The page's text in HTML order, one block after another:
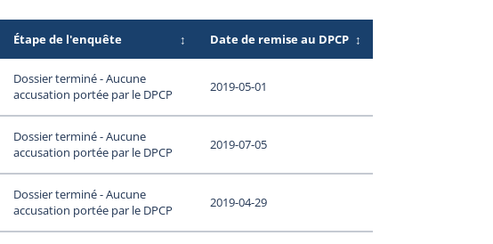
Étape de l'enquête ↕ Date de remise au DPCP ↕
Dossier terminé - Aucune
accusation portée par le DPCP
2019-05-01
Dossier terminé - Aucune
accusation portée par le DPCP
2019-07-05
Dossier terminé - Aucune
accusation portée par le DPCP
2019-04-29